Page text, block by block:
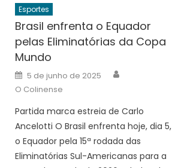
Esportes
Brasil enfrenta o Equador
pelas Eliminatórias da Copa
Mundo
Posted
on
5 de junho de 2025
O Colinense
Partida marca estreia de Carlo
Ancelotti O Brasil enfrenta hoje, dia 5,
o Equador pela 15ª rodada das
Eliminatórias Sul-Americanas para a